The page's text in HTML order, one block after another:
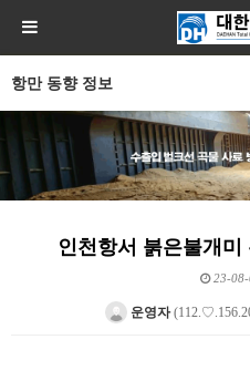
항만 동향 정보
인천항서 붉은불개
23-08-
운영자